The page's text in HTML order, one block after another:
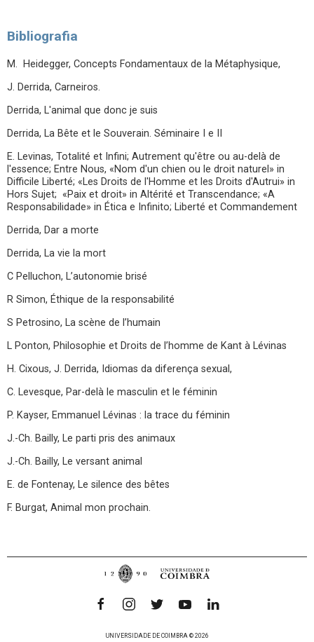
Bibliografia
M. Heidegger, Concepts Fondamentaux de la Métaphysique,
J. Derrida, Carneiros.
Derrida, L'animal que donc je suis
Derrida, La Bête et le Souverain. Séminaire I e II
E. Levinas, Totalité et Infini; Autrement qu'être ou au-delà de
l'essence; Entre Nous, «Nom d'un chien ou le droit naturel» in
Difficile Liberté; «Les Droits de l'Homme et les Droits d'Autrui» in
Hors Sujet; «Paix et droit» in Altérité et Transcendance; «A
Responsabilidade» in Ética e Infinito; Liberté et Commandement
Derrida, Dar a morte
Derrida, La vie la mort
C Pelluchon, L’autonomie brisé
R Simon, Éthique de la responsabilité
S Petrosino, La scène de l’humain
L Ponton, Philosophie et Droits de l’homme de Kant à Lévinas
H. Cixous, J. Derrida, Idiomas da diferença sexual,
C. Levesque, Par-delà le masculin et le féminin
P. Kayser, Emmanuel Lévinas : la trace du féminin
J.-Ch. Bailly, Le parti pris des animaux
J.-Ch. Bailly, Le versant animal
E. de Fontenay, Le silence des bêtes
F. Burgat, Animal mon prochain.
UNIVERSIDADE DE COIMBRA © 2026